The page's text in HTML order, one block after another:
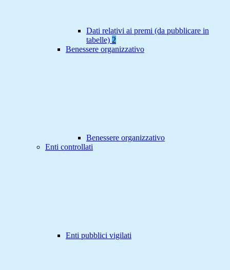
Dati relativi ai premi (da pubblicare in
tabelle) 2
Benessere organizzativo
Benessere organizzativo
Enti controllati
Enti pubblici vigilati